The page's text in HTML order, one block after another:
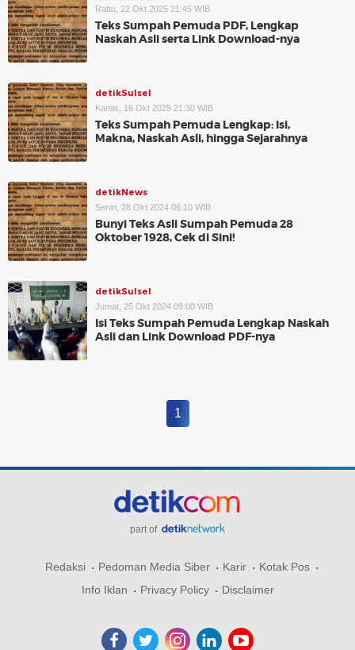
Rabu, 22 Okt 2025 21:45 WIB
Teks Sumpah Pemuda PDF, Lengkap
Naskah Asli serta Link Download-nya
detikSulsel
Kamis, 16 Okt 2025 21:30 WIB
Teks Sumpah Pemuda Lengkap: Isi,
Makna, Naskah Asli, hingga Sejarahnya
detikNews
Senin, 28 Okt 2024 06:10 WIB
Bunyi Teks Asli Sumpah Pemuda 28
Oktober 1928, Cek di Sini!
detikSulsel
Jumat, 25 Okt 2024 09:00 WIB
Isi Teks Sumpah Pemuda Lengkap Naskah
Asli dan Link Download PDF-nya
1
part of
Redaksi Pedoman Media Siber Karir
Kotak Pos
Info Iklan
Privacy Policy Disclaimer